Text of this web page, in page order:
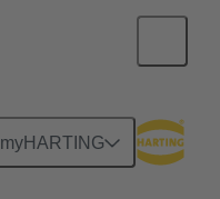
myHARTING